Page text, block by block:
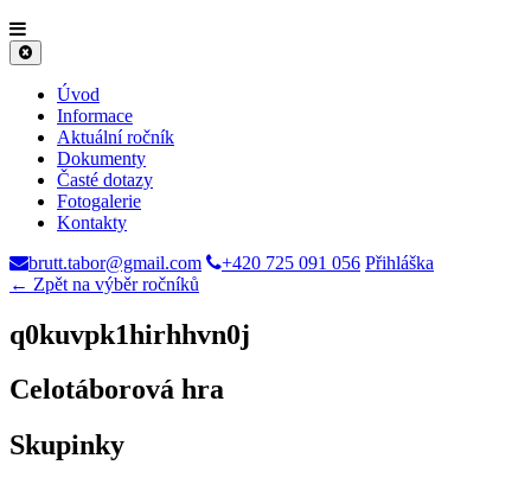
Úvod
Informace
Aktuální ročník
Dokumenty
Časté dotazy
Fotogalerie
Kontakty
brutt.tabor@gmail.com
+420 725 091 056 Přihláška
← Zpět na výběr ročníků
q0kuvpk1hirhhvn0j
Celotáborová hra
Skupinky